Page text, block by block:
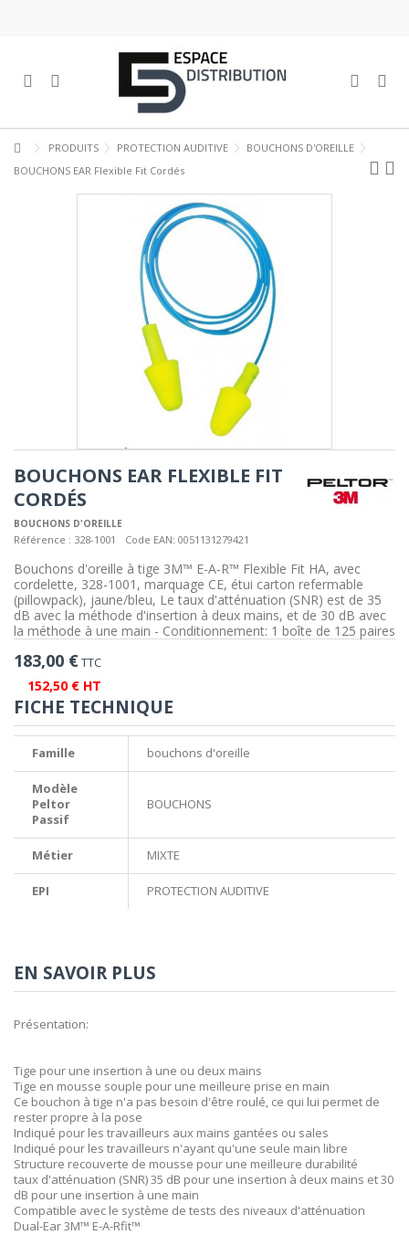
PRODUITS PROTECTION AUDITIVE
BOUCHONS D'OREILLE
BOUCHONS EAR Flexible Fit Cordés
BOUCHONS EAR FLEXIBLE FIT
CORDÉS
BOUCHONS D'OREILLE
Référence : 328-1001 Code EAN: 0051131279421
Bouchons d'oreille à tige 3M™ E-A-R™ Flexible Fit HA, avec
cordelette, 328-1001, marquage CE, étui carton refermable
(pillowpack), jaune/bleu, Le taux d'atténuation (SNR) est de 35
dB avec la méthode d'insertion à deux mains, et de 30 dB avec
la méthode à une main - Conditionnement: 1 boîte de 125 paires
183,00 €TTC
152,50 € HT
FICHE TECHNIQUE
Famille bouchons d'oreille
Modèle
Peltor
Passif
BOUCHONS
Métier MIXTE
EPI PROTECTION AUDITIVE
EN SAVOIR PLUS
Présentation:
Tige pour une insertion à une ou deux mains
Tige en mousse souple pour une meilleure prise en main
Ce bouchon à tige n'a pas besoin d'être roulé, ce qui lui permet de
rester propre à la pose
Indiqué pour les travailleurs aux mains gantées ou sales
Indiqué pour les travailleurs n'ayant qu'une seule main libre
Structure recouverte de mousse pour une meilleure durabilité
taux d'atténuation (SNR) 35 dB pour une insertion à deux mains et 30
dB pour une insertion à une main
Compatible avec le système de tests des niveaux d'atténuation
Dual-Ear 3M™ E-A-Rfit™